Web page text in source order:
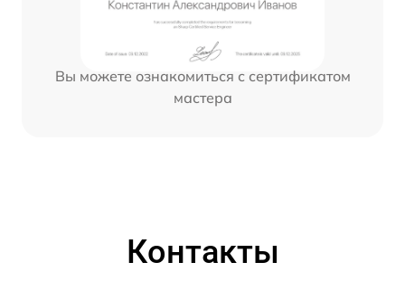
Вы можете ознакомиться с сертификатом
мастера
Контакты